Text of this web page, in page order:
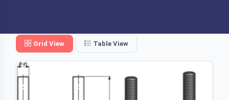
Grid View Table View